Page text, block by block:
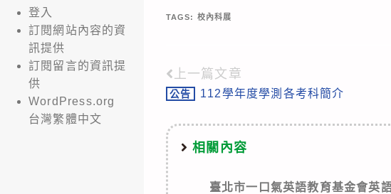
TAGS: 校內科展
Read
more
articles
上一篇文章
公告 112學年度學測各考科簡介
相關內容
臺北市一口氣英語教育基金會英
登入
訂閱網站內容的資
訊提供
訂閱留言的資訊提
供
WordPress.org
台灣繁體中文